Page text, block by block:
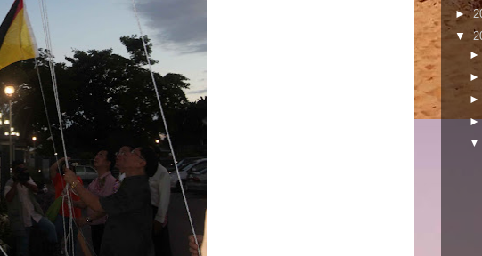
►
▼
►
►
►
▼